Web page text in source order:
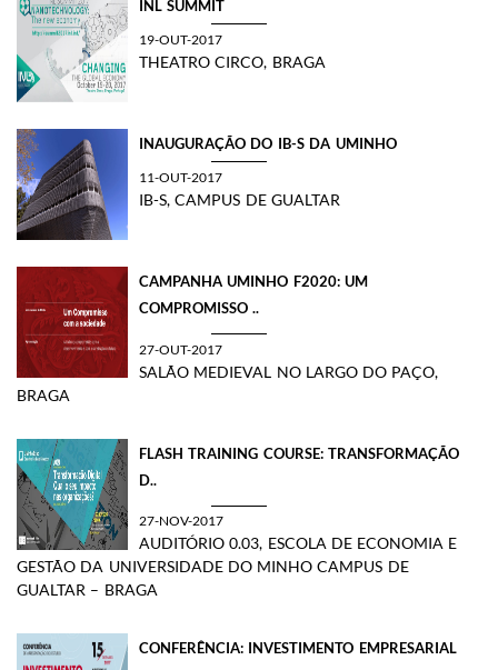
INL SUMMIT
19-OUT-2017
THEATRO CIRCO, BRAGA
INAUGURAÇÃO DO IB-S DA UMINHO
11-OUT-2017
IB-S, CAMPUS DE GUALTAR
CAMPANHA UMINHO F2020: UM
COMPROMISSO ..
27-OUT-2017
SALÃO MEDIEVAL NO LARGO DO PAÇO,
BRAGA
FLASH TRAINING COURSE: TRANSFORMAÇÃO
D..
27-NOV-2017
AUDITÓRIO 0.03, ESCOLA DE ECONOMIA E
GESTÃO DA UNIVERSIDADE DO MINHO CAMPUS DE
GUALTAR – BRAGA
CONFERÊNCIA: INVESTIMENTO EMPRESARIAL